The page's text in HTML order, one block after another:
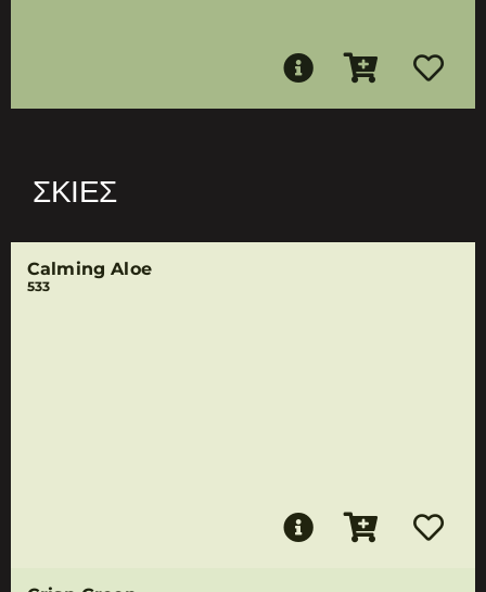
ΣΚΙΈΣ
Calming Aloe
533